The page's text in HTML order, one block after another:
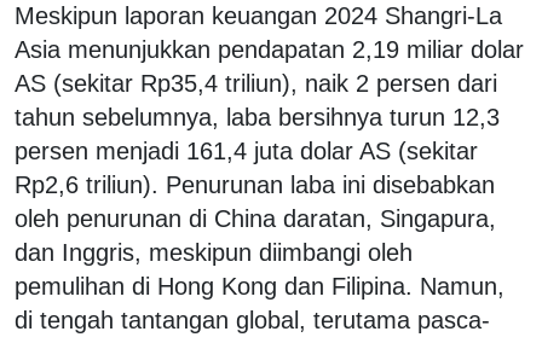
Meskipun laporan keuangan 2024 Shangri-La
Asia menunjukkan pendapatan 2,19 miliar dolar
AS (sekitar Rp35,4 triliun), naik 2 persen dari
tahun sebelumnya, laba bersihnya turun 12,3
persen menjadi 161,4 juta dolar AS (sekitar
Rp2,6 triliun). Penurunan laba ini disebabkan
oleh penurunan di China daratan, Singapura,
dan Inggris, meskipun diimbangi oleh
pemulihan di Hong Kong dan Filipina. Namun,
di tengah tantangan global, terutama pasca-